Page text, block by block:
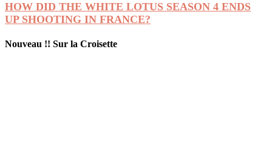
HOW DID THE WHITE LOTUS SEASON 4 ENDS
UP SHOOTING IN FRANCE?
Nouveau !! Sur la Croisette